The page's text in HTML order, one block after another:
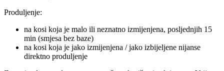
Produljenje:
na kosi koja je malo ili neznatno izmijenjena, posljednjih 15
min (smjesa bez baze)
na kosi koja je jako izmijenjena / jako izbijeljene nijanse
direktno produljenje